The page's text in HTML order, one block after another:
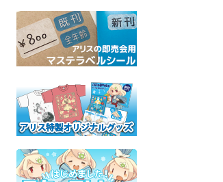
スケモボンデージ女王
ネフラデルS.P.A.
ケモノ
成人指定
ドメイアクリルスタンド
龍脈のアナザーエイドスR